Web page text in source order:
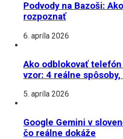
Podvody na Bazoši:
rozpoznať
6. apríla 2026
Ako odblokovať
vzor: 4 reálne
5. apríla 2026
Google Gemini v
čo reálne dokáže